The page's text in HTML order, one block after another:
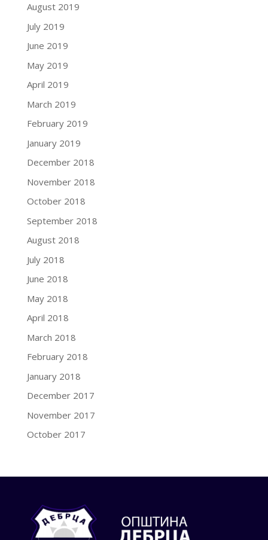
August 2019
July 2019
June 2019
May 2019
April 2019
March 2019
February 2019
January 2019
December 2018
November 2018
October 2018
September 2018
August 2018
July 2018
June 2018
May 2018
April 2018
March 2018
February 2018
January 2018
December 2017
November 2017
October 2017